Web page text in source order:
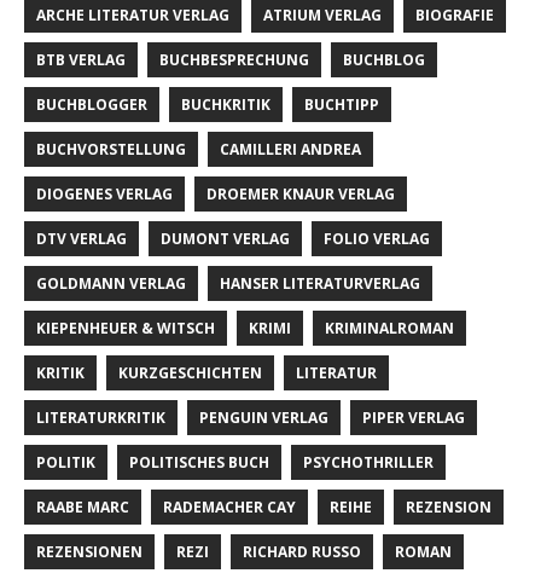
ARCHE LITERATUR VERLAG ATRIUM VERLAG BIOGRAFIE
BTB VERLAG BUCHBESPRECHUNG BUCHBLOG
BUCHBLOGGER BUCHKRITIK BUCHTIPP
BUCHVORSTELLUNG CAMILLERI ANDREA
DIOGENES VERLAG DROEMER KNAUR VERLAG
DTV VERLAG DUMONT VERLAG FOLIO VERLAG
GOLDMANN VERLAG HANSER LITERATURVERLAG
KIEPENHEUER & WITSCH KRIMI KRIMINALROMAN
KRITIK KURZGESCHICHTEN LITERATUR
LITERATURKRITIK PENGUIN VERLAG PIPER VERLAG
POLITIK POLITISCHES BUCH PSYCHOTHRILLER
RAABE MARC RADEMACHER CAY REIHE REZENSION
REZENSIONEN REZI RICHARD RUSSO ROMAN